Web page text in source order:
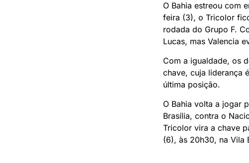
O Bahia estreou com
feira (3), o Tricolor
rodada do Grupo F.
Lucas, mas Valencia
Com a igualdade, os
chave, cuja liderança
última posição.
O Bahia volta a jogar
Brasília, contra o
Tricolor vira a chave
(6), às 20h30, na Vila